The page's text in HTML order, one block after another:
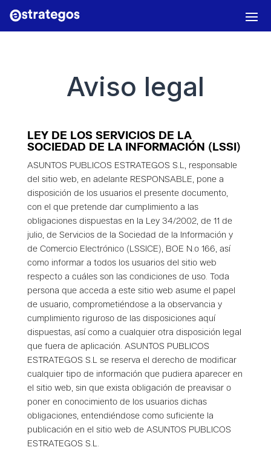
Aviso legal
LEY DE LOS SERVICIOS DE LA
SOCIEDAD DE LA INFORMACIÓN (LSSI)
ASUNTOS PUBLICOS ESTRATEGOS S.L, responsable
del sitio web, en adelante RESPONSABLE, pone a
disposición de los usuarios el presente documento,
con el que pretende dar cumplimiento a las
obligaciones dispuestas en la Ley 34/2002, de 11 de
julio, de Servicios de la Sociedad de la Información y
de Comercio Electrónico (LSSICE), BOE N.o 166, así
como informar a todos los usuarios del sitio web
respecto a cuáles son las condiciones de uso. Toda
persona que acceda a este sitio web asume el papel
de usuario, comprometiéndose a la observancia y
cumplimiento riguroso de las disposiciones aquí
dispuestas, así como a cualquier otra disposición legal
que fuera de aplicación. ASUNTOS PUBLICOS
ESTRATEGOS S.L se reserva el derecho de modificar
cualquier tipo de información que pudiera aparecer en
el sitio web, sin que exista obligación de preavisar o
poner en conocimiento de los usuarios dichas
obligaciones, entendiéndose como suficiente la
publicación en el sitio web de ASUNTOS PUBLICOS
ESTRATEGOS S.L.